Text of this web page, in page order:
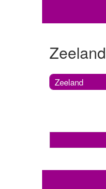
Zeeland
Zeeland